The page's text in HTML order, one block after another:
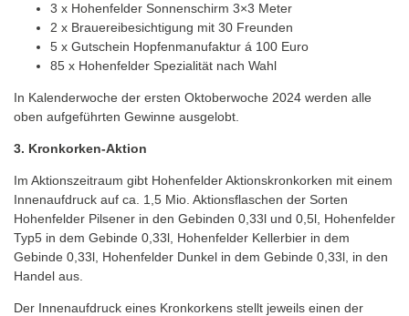
3 x Hohenfelder Sonnenschirm 3×3 Meter
2 x Brauereibesichtigung mit 30 Freunden
5 x Gutschein Hopfenmanufaktur á 100 Euro
85 x Hohenfelder Spezialität nach Wahl
In Kalenderwoche der ersten Oktoberwoche 2024 werden alle
oben aufgeführten Gewinne ausgelobt.
3. Kronkorken-Aktion
Im Aktionszeitraum gibt Hohenfelder Aktionskronkorken mit einem
Innenaufdruck auf ca. 1,5 Mio. Aktionsflaschen der Sorten
Hohenfelder Pilsener in den Gebinden 0,33l und 0,5l, Hohenfelder
Typ5 in dem Gebinde 0,33l, Hohenfelder Kellerbier in dem
Gebinde 0,33l, Hohenfelder Dunkel in dem Gebinde 0,33l, in den
Handel aus.
Der Innenaufdruck eines Kronkorkens stellt jeweils einen der